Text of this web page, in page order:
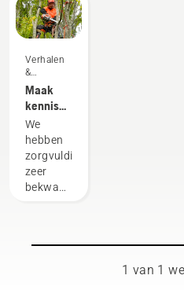
Verhalen
&
inspiratie
Maak
kennis
met het
Husqvarna
H-Team -
onze
meest
We
hebben
zorgvuldig
zeer
bekwame
geselecteerd
1 van 1